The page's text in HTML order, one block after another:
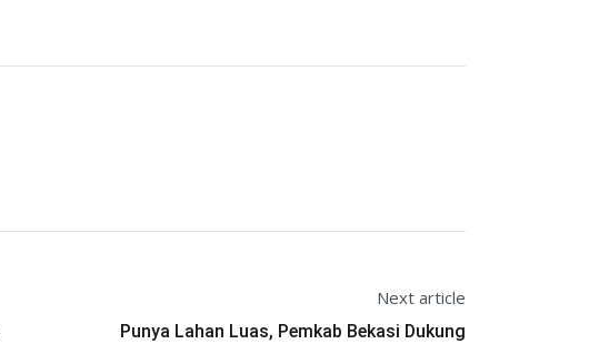
Next article
Punya Lahan Luas, Pemkab Bekasi Dukung